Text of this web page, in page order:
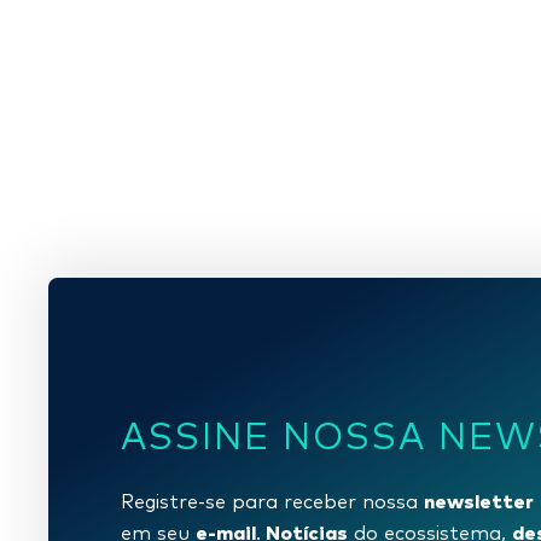
ASSINE NOSSA
Registre-se para receber nossa newsletter
em seu e-mail. Notícias do ecossistema,